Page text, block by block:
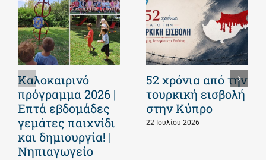
Καλοκαιρινό
πρόγραμμα 2026 |
Επτά εβδομάδες
γεμάτες παιχνίδι
και δημιουργία! |
Νηπιαγωγείο
52 χρόνια από την
τουρκική εισβολή
στην Κύπρο
22 Ιουλίου 2026